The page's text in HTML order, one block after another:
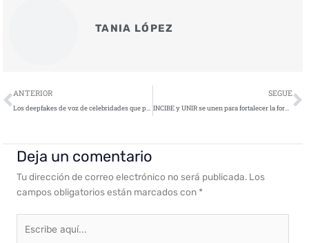
TANIA LÓPEZ
Ant
ANTERIOR
Los deepfakes de voz de celebridades que proliferan en redes sociales
SEGUE
INCIBE y UNIR se unen para fortalecer la formación en ciberseguridad
Deja un comentario
Tu dirección de correo electrónico no será publicada. Los
campos obligatorios están marcados con *
aquí...